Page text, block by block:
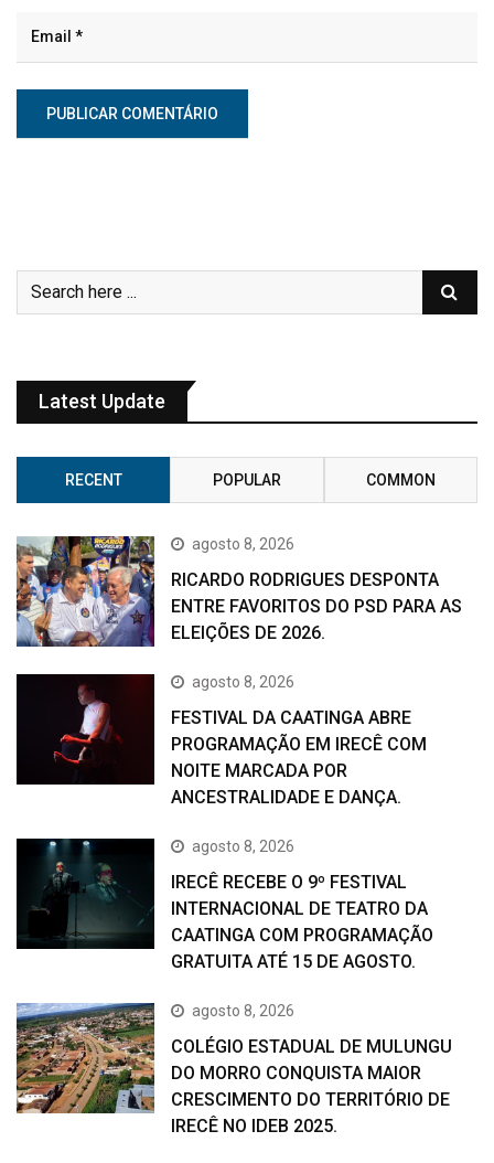
Latest Update
RECENT POPULAR COMMON
agosto 8, 2026
RICARDO RODRIGUES DESPONTA
ENTRE FAVORITOS DO PSD PARA AS
ELEIÇÕES DE 2026.
agosto 8, 2026
FESTIVAL DA CAATINGA ABRE
PROGRAMAÇÃO EM IRECÊ COM
NOITE MARCADA POR
ANCESTRALIDADE E DANÇA.
agosto 8, 2026
IRECÊ RECEBE O 9º FESTIVAL
INTERNACIONAL DE TEATRO DA
CAATINGA COM PROGRAMAÇÃO
GRATUITA ATÉ 15 DE AGOSTO.
agosto 8, 2026
COLÉGIO ESTADUAL DE MULUNGU
DO MORRO CONQUISTA MAIOR
CRESCIMENTO DO TERRITÓRIO DE
IRECÊ NO IDEB 2025.